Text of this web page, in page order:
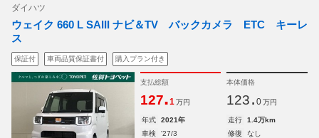
ダイハツ
ウェイク 660 L SAIII ナビ＆TV バックカメラ ETC キーレ
ス
保証付 車両品質保証書付 購入プラン付き
支払総額
127.1 万円
本体価格
123. 0 万円
年式 2021年 走行
1.4万km
車検
'27/3 修復
なし